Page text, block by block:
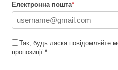
Електронна пошта*
Так, будь ласка повідомляйте
пропозиції *